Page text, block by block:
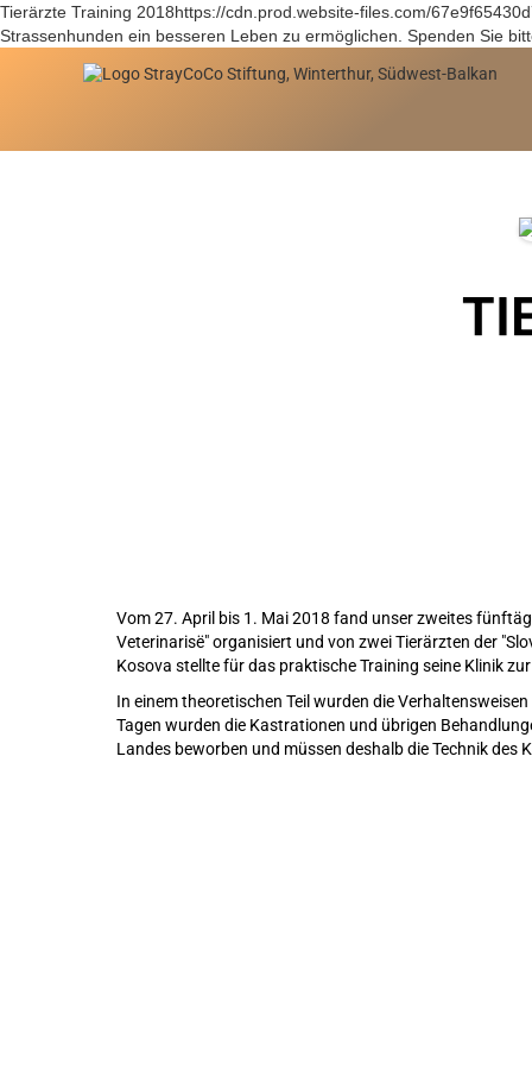
Tierärzte Training 2018https://cdn.prod.website-files.com/
Strassenhunden ein besseren Leben zu ermöglichen. Spenden Sie
Vom 27. April bis 1. Mai 2018 fand unser zweites
Veterinarisë" organisiert und von zwei Tierärzten der
Kosova stellte für das praktische Training seine Klinik
In einem theoretischen Teil wurden die
Tagen wurden die Kastrationen und übrigen
Landes beworben und müssen deshalb die Technik des